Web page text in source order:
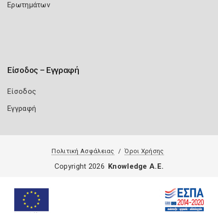
Ερωτημάτων
Είσοδος – Εγγραφή
Είσοδος
Εγγραφή
Πολιτική Ασφάλειας Όροι Χρήσης
Copyright 2026 Knowledge A.E.